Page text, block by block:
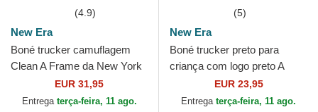
(4.9)
New Era
Boné trucker camuflagem
Clean A Frame da New York
Yankees MLB da New Era
EUR 31,95
Entrega terça-feira, 11 ago.
(5)
New Era
Boné trucker preto para
criança com logo preto A
Frame Clean da New York
Yankees MLB da New Era
EUR 23,95
Entrega terça-feira, 11 ago.